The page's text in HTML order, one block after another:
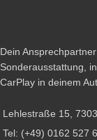
Dein
Sonderausstattung,
CarPlay in deinem
Lehlestraße 15,
Tel: (+49) 0162 527